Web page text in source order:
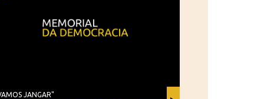
JANGAR"